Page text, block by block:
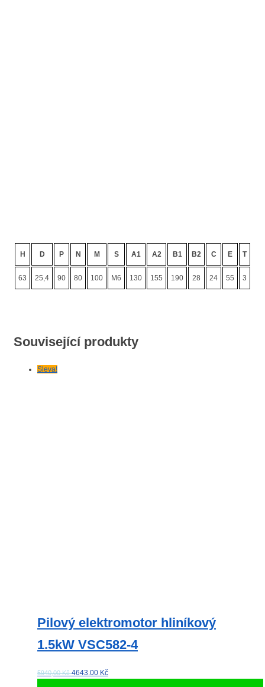
H D P N M S A1 A2 B1 B2 C E T
63 25,4 90 80 100 M6 130 155 190 28 24 55 3
Související produkty
Sleva!
Pilový elektromotor hliníkový
1.5kW VSC582-4
5940,00 Kč4643.00 Kč